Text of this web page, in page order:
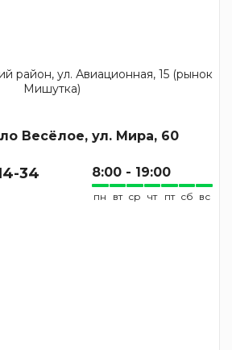
Весёлое, ул. Мира, 60
34 8:00 - 19:00
пн вт ср чт пт сб вс